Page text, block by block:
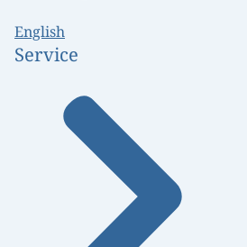
English
Service